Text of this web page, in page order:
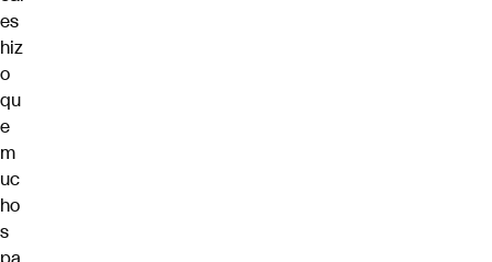
es
hiz
o
qu
e
m
uc
ho
s